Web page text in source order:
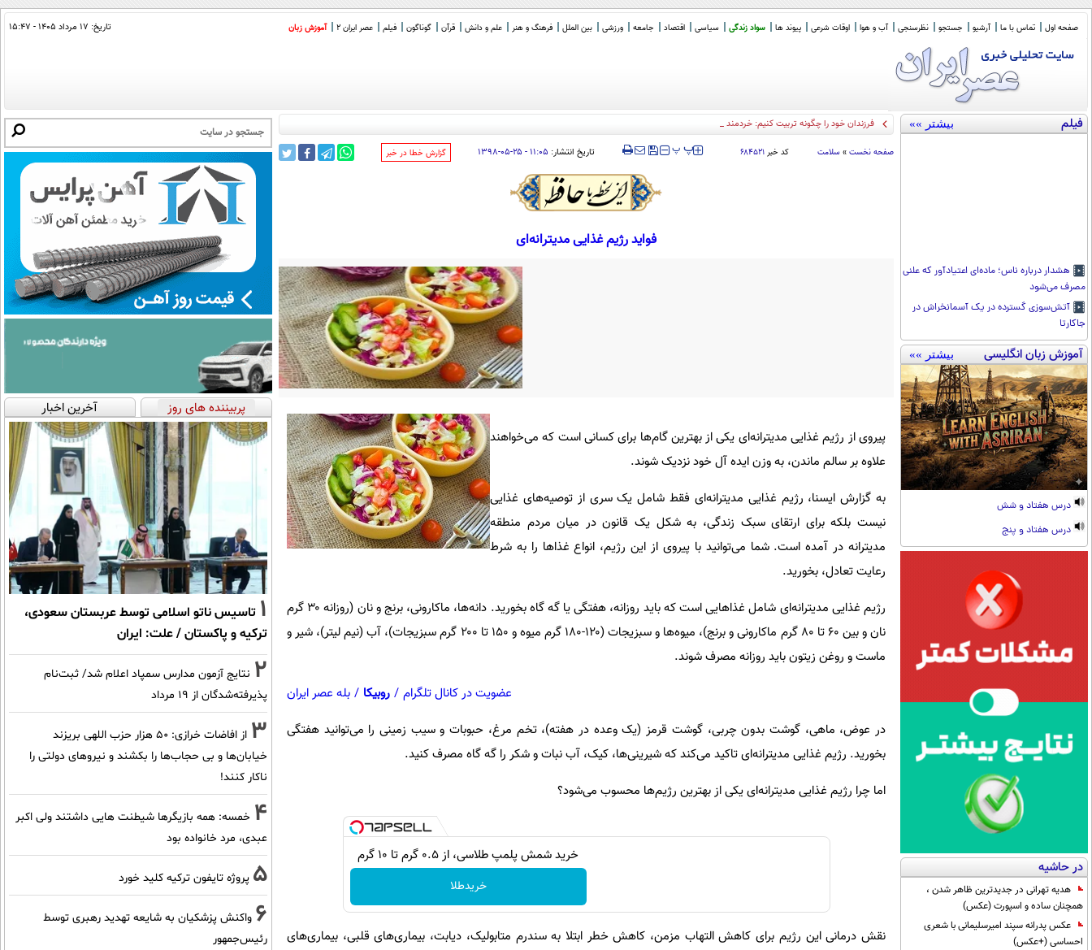
صفحه اول تماس با ما آرشیو جستجو نظرسنجی آب و هوا اوقات شرعی پیوند ها سواد زندگی سیاسی اقتصاد جامعه ورزشی بین الملل فرهنگ و هنر علم و دانش قرآن گوناگون فیلم عصر ایران 2 آموزش زبان تاریخ: ۱۷ مرداد ۱۴۰۵ - ۱۵:۴۷
فیلم بیشتر »»
هشدار درباره ناس؛ ماده‌ای اعتیادآور که علنی
مصرف می‌شود
آتش‌سوزی گسترده در یک آسمانخراش در
جاکارتا
آموزش زبان انگلیسی بیشتر »»
درس هفتاد و شش
درس هفتاد و پنج
در حاشیه
هدیه تهرانی در جدیدترین ظاهر شدن ،
همچنان ساده و اسپورت (عکس)
عکس پدرانه سپند امیرسلیمانی با شعری
احساسی (+عکس)
فرزندان خود را چگونه تربیت کنیم: خردمند یا باهوش؟
صفحه نخست » سلامت کد خبر ۶۸۴۵۲۱ ‍‍‍ پپ تاریخ انتشار: ۱۱:۰۵ - ۲۵-۰۵-۱۳۹۸ ‌گزارش خطا در خبر
فواید رژیم غذایی مدیترانه‌ای
پیروی از رژیم غذایی مدیترانه‌ای یکی از بهترین گام‌ها برای کسانی است که می‌خواهند
علاوه بر سالم ماندن، به وزن ایده آل خود نزدیک شوند.
به گزارش ایسنا، رژیم غذایی مدیترانه‌ای فقط شامل یک سری از توصیه‌های غذایی
نیست بلکه برای ارتقای سبک زندگی، به شکل یک قانون در میان مردم منطقه
مدیترانه در آمده است. شما می‌توانید با پیروی از این رژیم، انواع غذاها را به شرط
رعایت تعادل، بخورید.
رژیم غذایی مدیترانه‌ای شامل غذاهایی است که باید روزانه، هفتگی یا گه گاه بخورید. دانه‌ها، ماکارونی، برنج و نان (روزانه ۳۰ گرم
نان و بین ۶۰ تا ۸۰ گرم ماکارونی و برنج)، میوه‌ها و سبزیجات (۱۲۰-۱۸۰ گرم میوه و ۱۵۰ تا ۲۰۰ گرم سبزیجات)، آب (نیم لیتر)، شیر و
ماست و روغن زیتون باید روزانه مصرف شوند.
عضویت در کانال تلگرام / روبیکا / بله عصر ایران
در عوض، ماهی، گوشت بدون چربی، گوشت قرمز (یک وعده در هفته)، تخم مرغ، حبوبات و سیب زمینی را می‌توانید هفتگی
بخورید. رژیم غذایی مدیترانه‌ای تاکید می‌کند که شیرینی‌ها، کیک، آب نبات و شکر را گه گاه مصرف کنید.
اما چرا رژیم غذایی مدیترانه‌ای یکی از بهترین رژیم‌ها محسوب می‌شود؟
خرید شمش پلمپ طلاسی، از ۰.۵ گرم تا ۱۰ گرم
خریدطلا
نقش درمانی این رژیم برای کاهش التهاب مزمن، کاهش خطر ابتلا به سندرم متابولیک، دیابت، بیماری‌های قلبی، بیماری‌های
پربیننده های روز آخرین اخبار
1 تاسیس ناتو اسلامی توسط عربستان سعودی،
ترکیه و پاکستان / علت: ایران
2 نتایج آزمون مدارس سمپاد اعلام شد/ ثبت‌نام
پذیرفته‌شدگان از ۱۹ مرداد
3
از افاضات خرازی: ۵۰ هزار حزب اللهی بریزند
خیابان‌ها و بی حجاب‌ها را بکشند و نیرو‌های دولتی را
ناکار کنند!
4 خمسه: همه بازیگرها شیطنت هایی داشتند ولی اکبر
عبدی، مرد خانواده بود
5 پروژه تایفون ترکیه کلید خورد
6 واکنش پزشکیان به شایعه تهدید رهبری توسط
رئیس‌جمهور